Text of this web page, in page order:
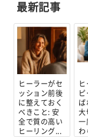
最新記事
ヒーラーがセ
ッション前後
に整えておく
べきこと: 安
全で質の高い
ヒーリング...
ば
大
一